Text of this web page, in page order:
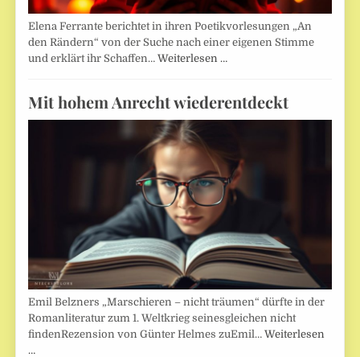
Elena Ferrante berichtet in ihren Poetikvorlesungen „An
den Rändern“ von der Suche nach einer eigenen Stimme
und erklärt ihr Schaffen…Weiterlesen …
Mit hohem Anrecht wiederentdeckt
Emil Belzners „Marschieren – nicht träumen“ dürfte in der
Romanliteratur zum 1. Weltkrieg seinesgleichen nicht
findenRezension von Günter Helmes zuEmil…Weiterlesen
…